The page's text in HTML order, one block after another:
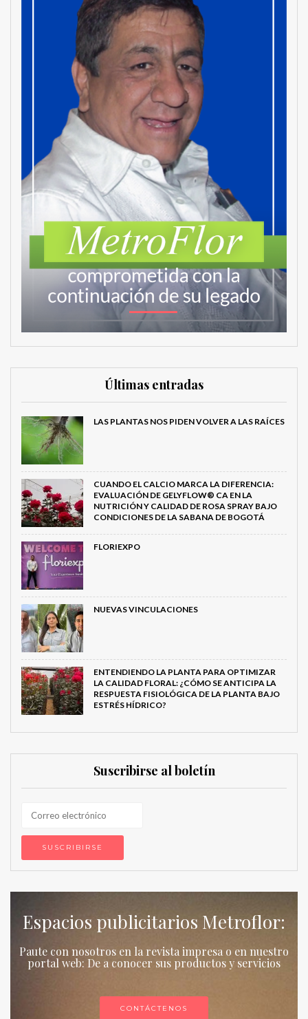
Últimas entradas
LAS PLANTAS NOS PIDEN VOLVER A LAS RAÍCES
CUANDO EL CALCIO MARCA LA DIFERENCIA:
EVALUACIÓN DE GELYFLOW® CA EN LA
NUTRICIÓN Y CALIDAD DE ROSA SPRAY BAJO
CONDICIONES DE LA SABANA DE BOGOTÁ
FLORIEXPO
NUEVAS VINCULACIONES
ENTENDIENDO LA PLANTA PARA OPTIMIZAR
LA CALIDAD FLORAL: ¿CÓMO SE ANTICIPA LA
RESPUESTA FISIOLÓGICA DE LA PLANTA BAJO
ESTRÉS HÍDRICO?
Suscribirse al boletín
Espacios publicitarios Metroflor:
Paute con nosotros en la revista impresa o en nuestro
portal web: De a conocer sus productos y servicios
CONTÁCTENOS